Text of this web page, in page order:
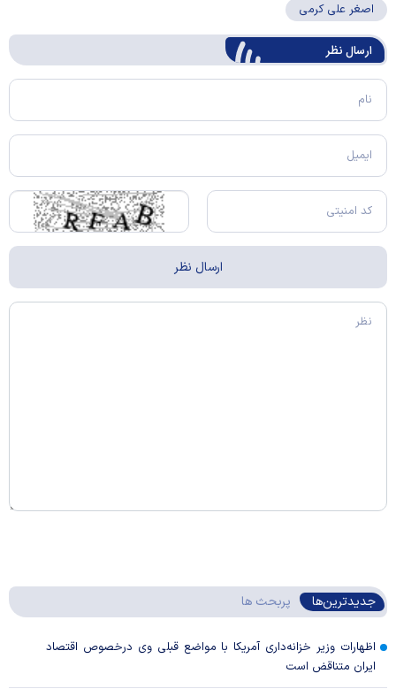
اصغر علی کرمی
ارسال‌ نظر
جدیدترین‌ها پربحث ها
اظهارات وزیر خزانه‌داری آمریکا با مواضع قبلی وی درخصوص اقتصاد
ایران متناقض است